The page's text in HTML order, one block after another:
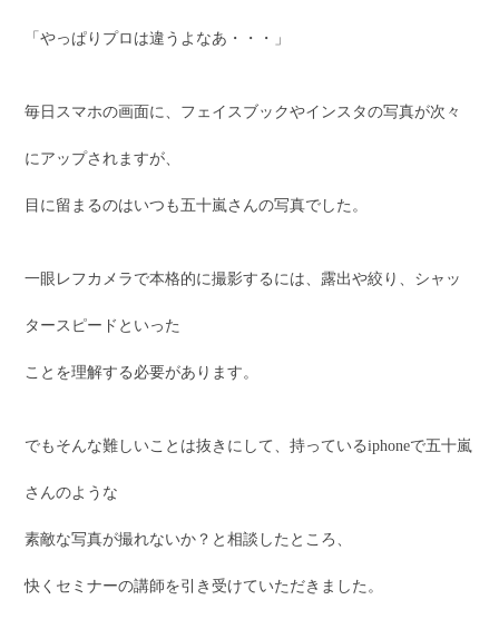
「やっぱりプロは違うよなあ・・・」
毎日スマホの画面に、フェイスブックやインスタの写真が次々
にアップされますが、
目に留まるのはいつも五十嵐さんの写真でした。
一眼レフカメラで本格的に撮影するには、露出や絞り、シャッ
タースピードといった
ことを理解する必要があります。
でもそんな難しいことは抜きにして、持っているiphoneで五十嵐
さんのような
素敵な写真が撮れないか？と相談したところ、
快くセミナーの講師を引き受けていただきました。